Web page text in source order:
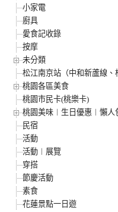
小家電
廚具
愛食記收錄
按摩
未分類
松江南京站（中和新蘆線、
桃園各區美食
桃園市民卡(桃樂卡)
桃園美味︱生日優惠︱懶人
民宿
活動
活動︱展覽
穿搭
節慶活動
素食
花蓮景點一日遊